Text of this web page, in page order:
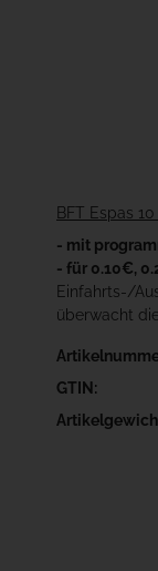
BFT Espas
- mit
- für 0.10€,
Einfahrts-/
überwacht
GTIN: